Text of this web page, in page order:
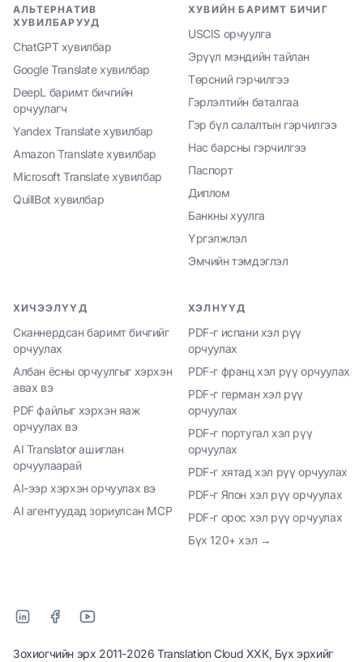
АЛЬТЕРНАТИВ
ХУВИЛБАРУУД
ChatGPT хувилбар
Google Translate хувилбар
DeepL баримт бичгийн
орчуулагч
Yandex Translate хувилбар
Amazon Translate хувилбар
Microsoft Translate хувилбар
QuillBot хувилбар
ХУВИЙН БАРИМТ БИЧИГ
USCIS орчуулга
Эрүүл мэндийн тайлан
Төрсний гэрчилгээ
Гэрлэлтийн баталгаа
Гэр бүл салалтын гэрчилгээ
Нас барсны гэрчилгээ
Паспорт
Диплом
Банкны хуулга
Үргэлжлэл
Эмчийн тэмдэглэл
ХИЧЭЭЛҮҮД
Сканнердсан баримт бичгийг
орчуулах
Албан ёсны орчуулгыг хэрхэн
авах вэ
PDF файлыг хэрхэн яаж
орчуулах вэ
AI Translator ашиглан
орчуулаарай
AI-ээр хэрхэн орчуулах вэ
AI агентуудад зориулсан MCP
ХЭЛНҮҮД
PDF-г испани хэл рүү
орчуулах
PDF-г франц хэл рүү орчуулах
PDF-г герман хэл рүү
орчуулах
PDF-г португал хэл рүү
орчуулах
PDF-г хятад хэл рүү орчуулах
PDF-г Япон хэл рүү орчуулах
PDF-г орос хэл рүү орчуулах
Бүх 120+ хэл →
Зохиогчийн эрх 2011-2026 Translation Cloud ХХК, Бүх эрхийг